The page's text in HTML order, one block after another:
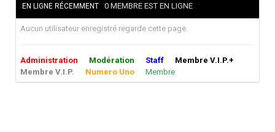
EN LIGNE RÉCEMMENT 0 MEMBRE EST EN LIGNE
Aucun utilisateur enregistré regarde cette page.
Administration Modération Staff
Membre V.I.P.+
Membre V.I.P.
Numero Uno Membre